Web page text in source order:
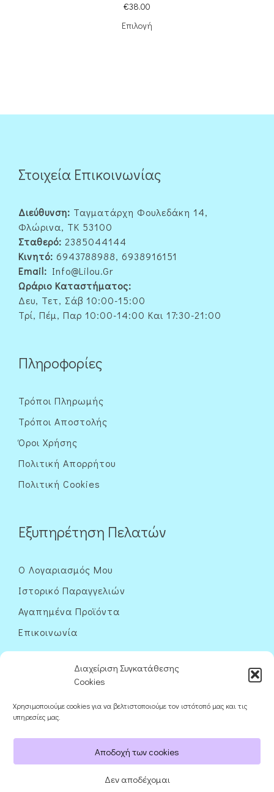
Διαχείριση Συγκατάθεσης
Cookies
Χρησιμοποιούμε cookies για να βελτιστοποιούμε τον ιστότοπό μας και τις
υπηρεσίες μας.
Αποδοχή των cookies
Δεν αποδέχομαι
€38.00
Επιλογή
Στοιχεία Επικοινωνίας
Διεύθυνση: Ταγματάρχη Φουλεδάκη 14,
Φλώρινα, ΤΚ 53100
Σταθερό: 2385044144
Κινητό: 6943788988, 6938916151
Email: Info@lilou.gr
Ωράριο Καταστήματος:
Δευ, Τετ, Σάβ 10:00-15:00
Τρί, Πέμ, Παρ 10:00-14:00 Και 17:30-21:00
Πληροφορίες
Τρόποι Πληρωμής
Τρόποι Αποστολής
Όροι Χρήσης
Πολιτική Απορρήτου
Πολιτική Cookies
Εξυπηρέτηση Πελατών
Ο Λογαριασμός Μου
Ιστορικό Παραγγελιών
Αγαπημένα Προϊόντα
Επικοινωνία
Ακολουθήστε μας